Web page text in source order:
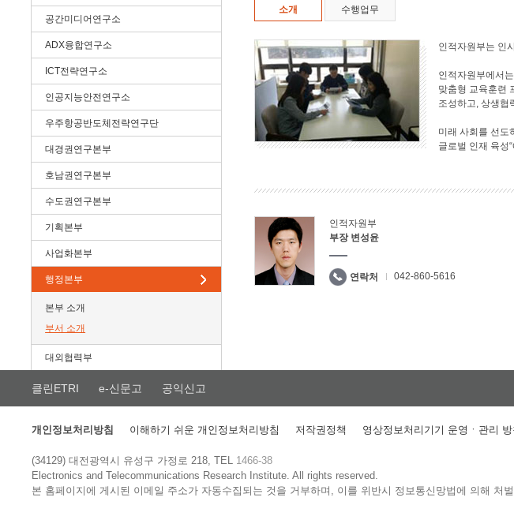
공간미디어연구소
ADX융합연구소
ICT전략연구소
인공지능안전연구소
우주항공반도체전략연구단
대경권연구본부
호남권연구본부
수도권연구본부
기획본부
사업화본부
행정본부
본부 소개
부서 소개
대외협력부
소개 수행업무
인적자원부는 인
인적자원부에서
맞춤형 교육훈련
조성하고, 상생협
미래 사회를 선도
글로벌 인재 육성
인적자원부
부장 변성윤
연락처 042-860-5616
클린ETRI e-신문고 공익신고
개인정보처리방침 이해하기 쉬운 개인정보처리방침 저작권정책 영상정보처리기기 운영ㆍ관리 방
(34129) 대전광역시 유성구 가정로 218, TEL 1466-38
Electronics and Telecommunications Research Institute.All rights reserved.
본 홈페이지에 게시된 이메일 주소가 자동수집되는 것을 거부하며, 이를 위반시 정보통신망법에 의해 처